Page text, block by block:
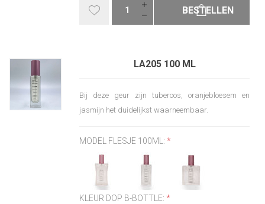
BESTELLEN
LA205 100 ML
Bij deze geur zijn tuberoos, oranjebloesem en
jasmijn het duidelijkst waarneembaar.
MODEL FLESJE 100ML:*
KLEUR DOP B-BOTTLE:*